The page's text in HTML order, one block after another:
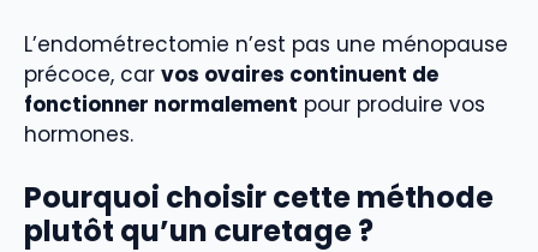
L’endométrectomie n’est pas une ménopause
précoce, car vos ovaires continuent de
fonctionner normalement pour produire vos
hormones.
Pourquoi choisir cette méthode
plutôt qu’un curetage ?